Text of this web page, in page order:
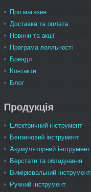
Про магазин
Доставка та оплата
Новини та акції
Програма лояльності
Бренди
Контакти
Блог
Продукція
Електричний інструмент
Бензиновий інструмент
Акумуляторний інструмент
Верстати та обладнання
Вимірювальний інструмент
Ручний інструмент